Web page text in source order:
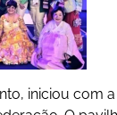
iniciou com